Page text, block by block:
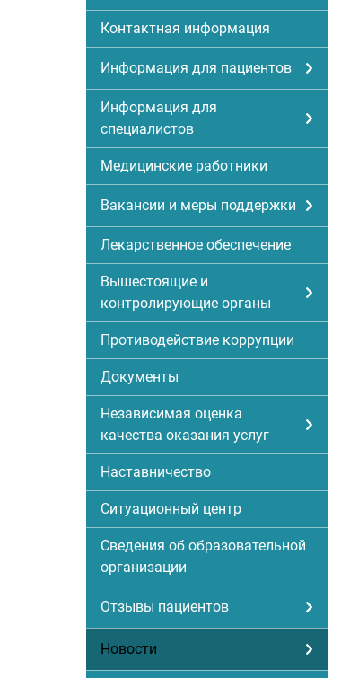
Контактная информация
Информация для пациентов
Информация для
специалистов
Медицинские работники
Вакансии и меры поддержки
Лекарственное обеспечение
Вышестоящие и
контролирующие органы
Противодействие коррупции
Документы
Независимая оценка
качества оказания услуг
Наставничество
Ситуационный центр
Сведения об образовательной
организации
Отзывы пациентов
Новости